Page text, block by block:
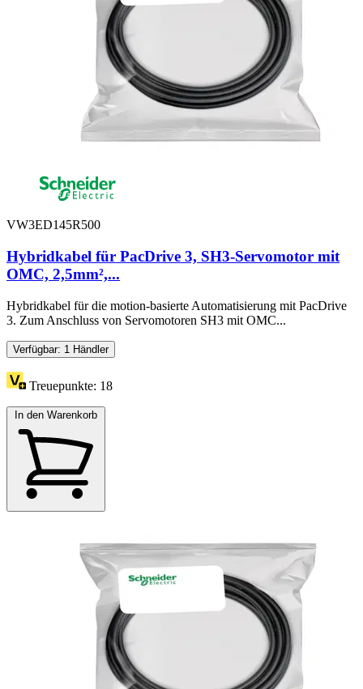
VW3ED145R500
Hybridkabel für PacDrive 3, SH3-Servomotor mit
OMC, 2,5mm²,...
Hybridkabel für die motion-basierte Automatisierung mit PacDrive
3. Zum Anschluss von Servomotoren SH3 mit OMC...
Verfügbar: 1 Händler
Treuepunkte: 18
In den Warenkorb